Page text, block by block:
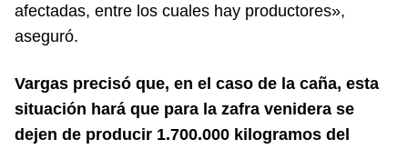
afectadas, entre los cuales hay productores»,
aseguró.
Vargas precisó que, en el caso de la caña, esta
situación hará que para la zafra venidera se
dejen de producir 1.700.000 kilogramos del